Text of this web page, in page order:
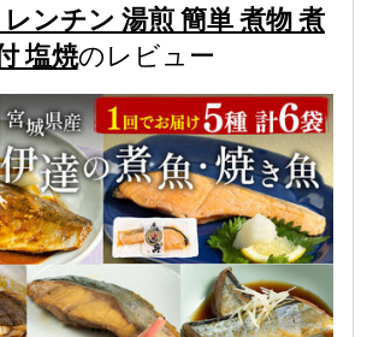
ンチン 湯煎 簡単 煮物 煮
塩焼のレビュー